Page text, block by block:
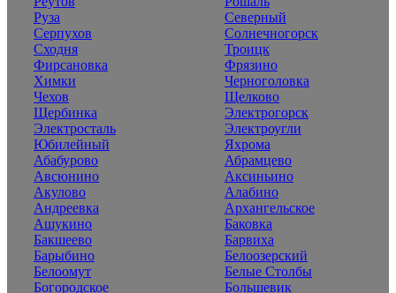
Руза
Северный
Серпухов
Солнечногорск
Сходня
Троицк
Фирсановка
Фрязино
Химки
Черноголовка
Чехов
Щелково
Щербинка
Электрогорск
Электросталь
Электроугли
Юбилейный
Яхрома
Абабурово
Абрамцево
Авсюнино
Аксиньино
Акулово
Алабино
Андреевка
Архангельское
Ашукино
Баковка
Бакшеево
Барвиха
Барыбино
Белоозерский
Белоомут
Белые Столбы
Богородское
Большевик